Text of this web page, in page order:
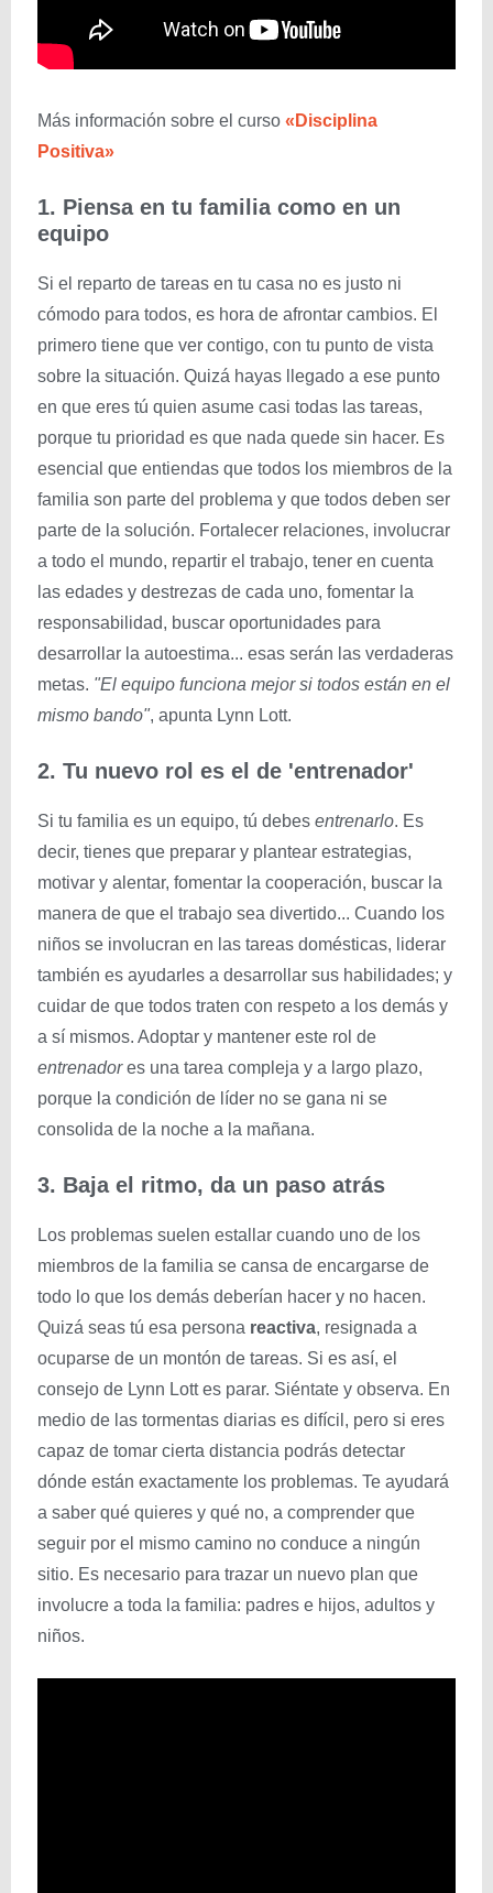
Más información sobre el curso «Disciplina
Positiva»
1. Piensa en tu familia como en un
equipo
Si el reparto de tareas en tu casa no es justo ni
cómodo para todos, es hora de afrontar cambios. El
primero tiene que ver contigo, con tu punto de vista
sobre la situación. Quizá hayas llegado a ese punto
en que eres tú quien asume casi todas las tareas,
porque tu prioridad es que nada quede sin hacer. Es
esencial que entiendas que todos los miembros de la
familia son parte del problema y que todos deben ser
parte de la solución. Fortalecer relaciones, involucrar
a todo el mundo, repartir el trabajo, tener en cuenta
las edades y destrezas de cada uno, fomentar la
responsabilidad, buscar oportunidades para
desarrollar la autoestima... esas serán las verdaderas
metas. "El equipo funciona mejor si todos están en el
mismo bando", apunta Lynn Lott.
2. Tu nuevo rol es el de 'entrenador'
Si tu familia es un equipo, tú debes entrenarlo. Es
decir, tienes que preparar y plantear estrategias,
motivar y alentar, fomentar la cooperación, buscar la
manera de que el trabajo sea divertido... Cuando los
niños se involucran en las tareas domésticas, liderar
también es ayudarles a desarrollar sus habilidades; y
cuidar de que todos traten con respeto a los demás y
a sí mismos. Adoptar y mantener este rol de
entrenadores una tarea compleja y a largo plazo,
porque la condición de líder no se gana ni se
consolida de la noche a la mañana.
3. Baja el ritmo, da un paso atrás
Los problemas suelen estallar cuando uno de los
miembros de la familia se cansa de encargarse de
todo lo que los demás deberían hacer y no hacen.
Quizá seas tú esa persona reactiva, resignada a
ocuparse de un montón de tareas. Si es así, el
consejo de Lynn Lott es parar. Siéntate y observa. En
medio de las tormentas diarias es difícil, pero si eres
capaz de tomar cierta distancia podrás detectar
dónde están exactamente los problemas. Te ayudará
a saber qué quieres y qué no, a comprender que
seguir por el mismo camino no conduce a ningún
sitio. Es necesario para trazar un nuevo plan que
involucre a toda la familia: padres e hijos, adultos y
niños.